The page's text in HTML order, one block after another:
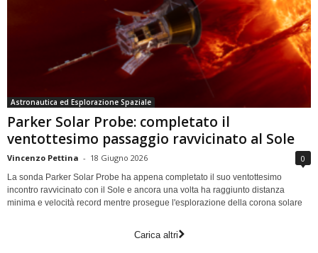
Astronautica ed Esplorazione Spaziale
Parker Solar Probe: completato il
ventottesimo passaggio ravvicinato al Sole
Vincenzo Pettina - 18 Giugno 2026 0
La sonda Parker Solar Probe ha appena completato il suo ventottesimo
incontro ravvicinato con il Sole e ancora una volta ha raggiunto distanza
minima e velocità record mentre prosegue l'esplorazione della corona solare
Carica altri